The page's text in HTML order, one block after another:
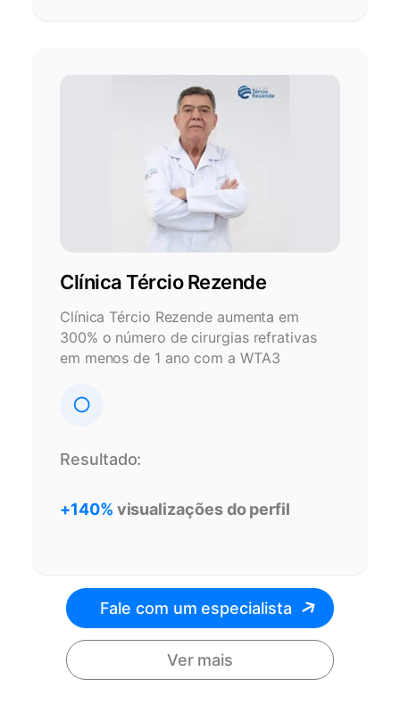
Clínica Tércio Rezende
Clínica Tércio Rezende aumenta em
300% o número de cirurgias refrativas
em menos de 1 ano com a WTA3
Resultado:
+140% visualizações do perfil
Fale com um especialista
Ver mais